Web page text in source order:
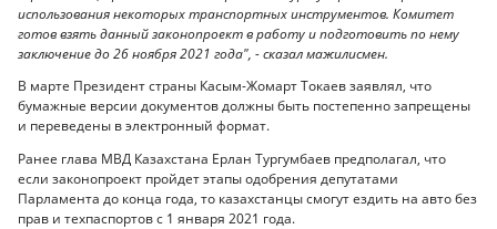
использования некоторых транспортных инструментов. Комитет
готов взять данный законопроект в работу и подготовить по нему
заключение до 26 ноября 2021 года", - сказал мажилисмен.
В марте Президент страны Касым-Жомарт Токаев заявлял, что
бумажные версии документов должны быть постепенно запрещены
и переведены в электронный формат.
Ранее глава МВД Казахстана Ерлан Тургумбаев предполагал, что
если законопроект пройдет этапы одобрения депутатами
Парламента до конца года, то казахстанцы смогут ездить на авто без
прав и техпаспортов с 1 января 2021 года.